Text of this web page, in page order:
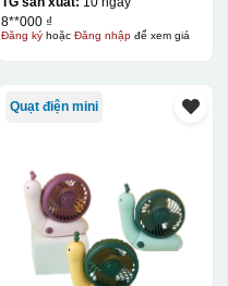
8**000 ₫
Đăng kýhoặc Đăng nhậpđể xem giá
Quạt điện mini